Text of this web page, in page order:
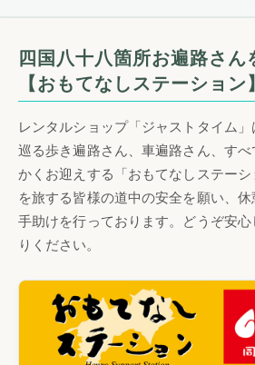
四国八十八箇所お遍路さん
【おもてなしステーション
レンタルショップ「ジャストタイム
巡る歩き遍路さん、車遍路さん、す
かくお迎えする「おもてなしステー
を旅する皆様の道中の安全を願い、
手助けを行っております。どうぞ安
りください。